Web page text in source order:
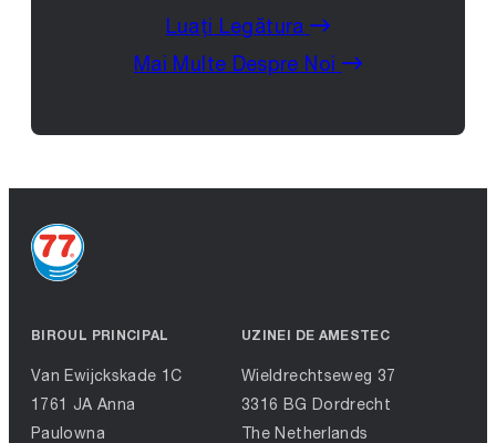
Luați Legătura
Mai Multe Despre Noi
BIROUL PRINCIPAL
Van Ewijckskade 1C
1761 JA Anna
Paulowna
UZINEI DE AMESTEC
Wieldrechtseweg 37
3316 BG Dordrecht
The Netherlands